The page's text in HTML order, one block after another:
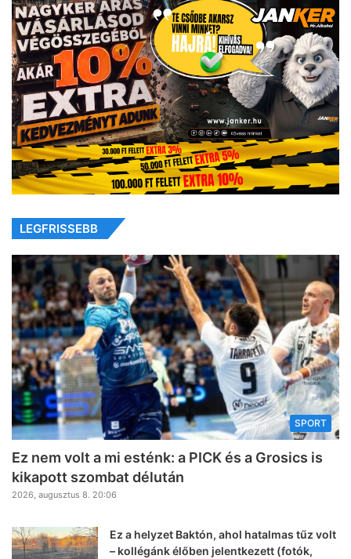
LEGFRISSEBB
SPORT
Ez nem volt a mi esténk: a PICK és a Grosics is
kikapott szombat délután
2026, augusztus 8. 20:06
Ez a helyzet Baktón, ahol hatalmas tűz volt
– kollégánk élőben jelentkezett (fotók,